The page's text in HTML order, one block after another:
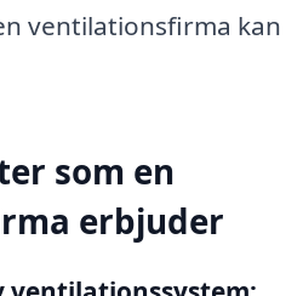
ventilationsfirma kan
som en
erbjuder